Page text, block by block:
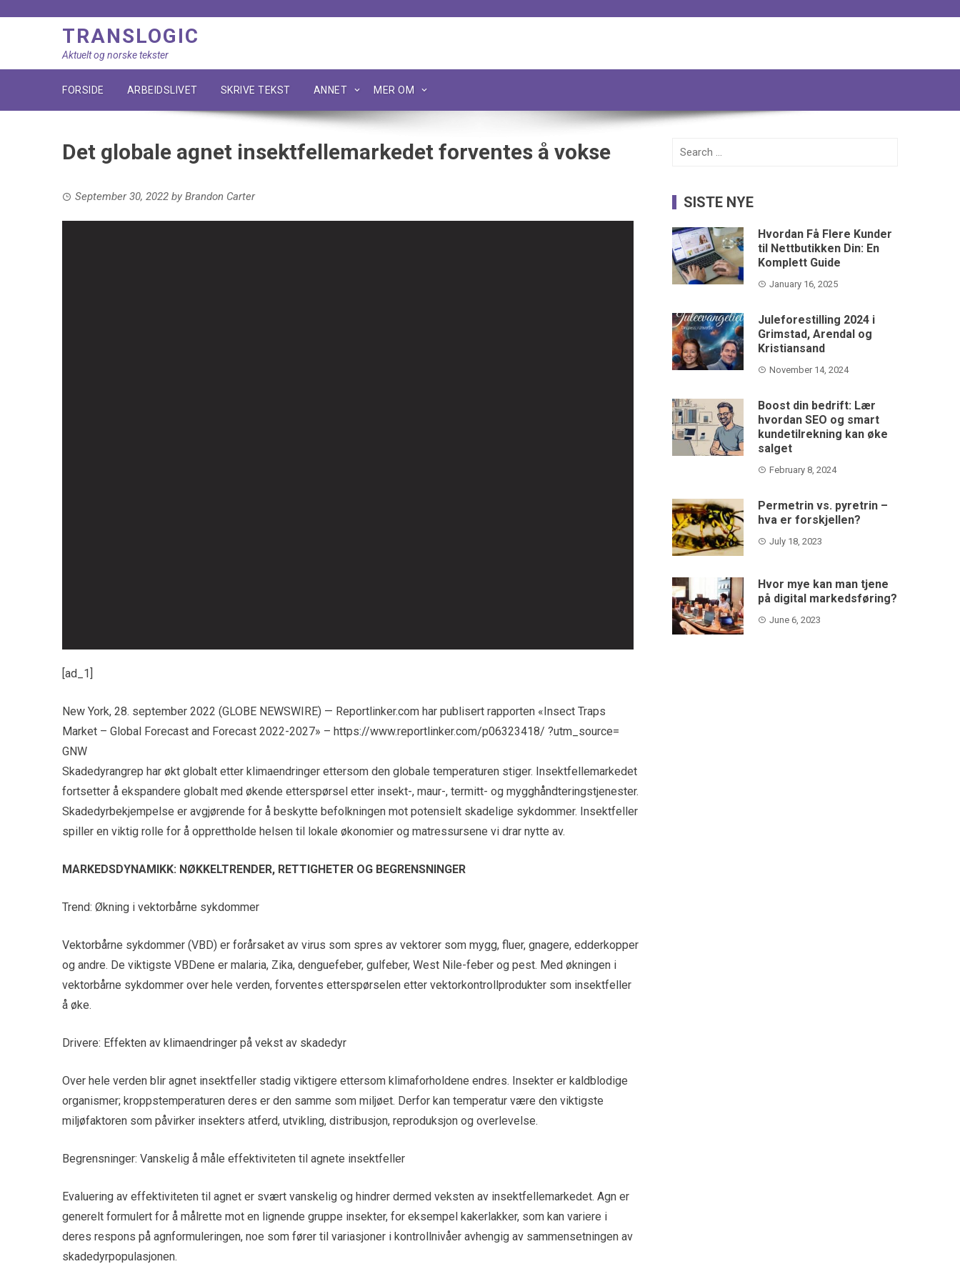
TRANSLOGIC
Aktuelt og norske tekster
FORSIDE ARBEIDSLIVET SKRIVE TEKST ANNET MER OM
Det globale agnet insektfellemarkedet forventes å vokse
September 30, 2022 by Brandon Carter
[ad_1]
New York, 28. september 2022 (GLOBE NEWSWIRE) — Reportlinker.com har publisert rapporten «Insect Traps
Market – Global Forecast and Forecast 2022-2027» – https://www.reportlinker.com/p06323418/ ?utm_source=
GNW
Skadedyrangrep har økt globalt etter klimaendringer ettersom den globale temperaturen stiger. Insektfellemarkedet
fortsetter å ekspandere globalt med økende etterspørsel etter insekt-, maur-, termitt- og mygghåndteringstjenester.
Skadedyrbekjempelse er avgjørende for å beskytte befolkningen mot potensielt skadelige sykdommer. Insektfeller
spiller en viktig rolle for å opprettholde helsen til lokale økonomier og matressursene vi drar nytte av.
MARKEDSDYNAMIKK: NØKKELTRENDER, RETTIGHETER OG BEGRENSNINGER
Trend: Økning i vektorbårne sykdommer
Vektorbårne sykdommer (VBD) er forårsaket av virus som spres av vektorer som mygg, fluer, gnagere, edderkopper
og andre. De viktigste VBDene er malaria, Zika, denguefeber, gulfeber, West Nile-feber og pest. Med økningen i
vektorbårne sykdommer over hele verden, forventes etterspørselen etter vektorkontrollprodukter som insektfeller
å øke.
Drivere: Effekten av klimaendringer på vekst av skadedyr
Over hele verden blir agnet insektfeller stadig viktigere ettersom klimaforholdene endres. Insekter er kaldblodige
organismer; kroppstemperaturen deres er den samme som miljøet. Derfor kan temperatur være den viktigste
miljøfaktoren som påvirker insekters atferd, utvikling, distribusjon, reproduksjon og overlevelse.
Begrensninger: Vanskelig å måle effektiviteten til agnete insektfeller
Evaluering av effektiviteten til agnet er svært vanskelig og hindrer dermed veksten av insektfellemarkedet. Agn er
generelt formulert for å målrette mot en lignende gruppe insekter, for eksempel kakerlakker, som kan variere i
deres respons på agnformuleringen, noe som fører til variasjoner i kontrollnivåer avhengig av sammensetningen av
skadedyrpopulasjonen.
Search
SISTE NYE
Hvordan Få Flere Kunder
til Nettbutikken Din: En
Komplett Guide
January 16, 2025
Juleforestilling 2024 i
Grimstad, Arendal og
Kristiansand
November 14, 2024
Boost din bedrift: Lær
hvordan SEO og smart
kundetilrekning kan øke
salget
February 8, 2024
Permetrin vs. pyretrin –
hva er forskjellen?
July 18, 2023
Hvor mye kan man tjene
på digital markedsføring?
June 6, 2023